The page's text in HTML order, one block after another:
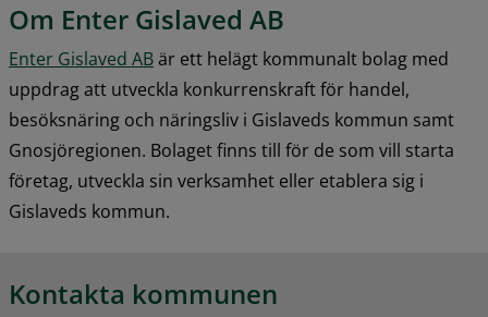
Om Enter Gislaved AB
Enter Gislaved AB är ett helägt kommunalt bolag med
uppdrag att utveckla konkurrenskraft för handel,
besöksnäring och näringsliv i Gislaveds kommun samt
Gnosjöregionen. Bolaget finns till för de som vill starta
företag, utveckla sin verksamhet eller etablera sig i
Gislaveds kommun.
Kontakta kommunen